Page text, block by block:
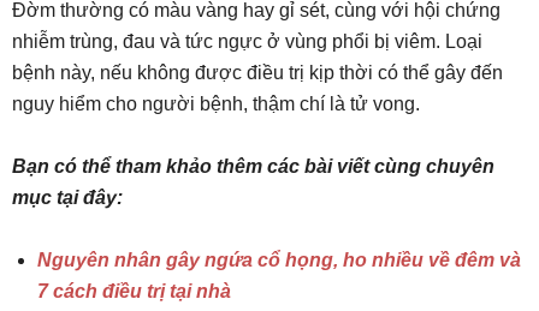
Đờm thường có màu vàng hay gỉ sét, cùng với hội chứng
nhiễm trùng, đau và tức ngực ở vùng phổi bị viêm. Loại
bệnh này, nếu không được điều trị kịp thời có thể gây đến
nguy hiểm cho người bệnh, thậm chí là tử vong.
Bạn có thể tham khảo thêm các bài viết cùng chuyên
mục tại đây:
Nguyên nhân gây ngứa cổ họng, ho nhiều về đêm và
7 cách điều trị tại nhà